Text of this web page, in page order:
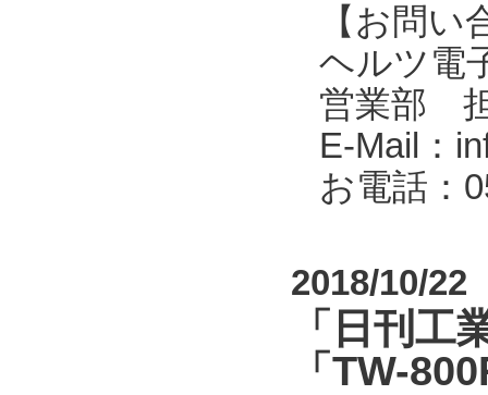
【お問い
ヘルツ電
営業部
E-Mail：
お電話：
2018/10/22
「日刊工
「TW-